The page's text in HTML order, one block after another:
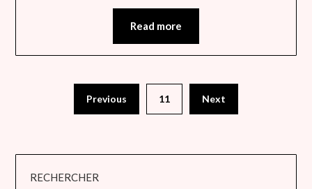
Read more
Previous 11 Next
RECHERCHER